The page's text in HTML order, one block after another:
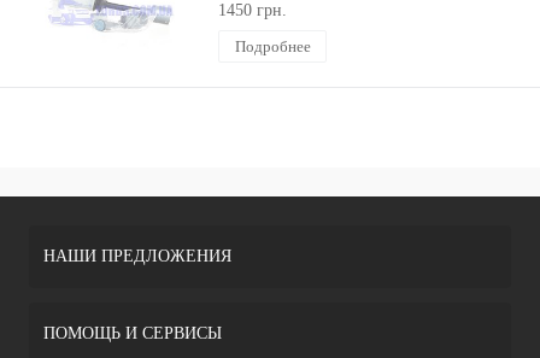
1450 грн.
Подробнее
НАШИ ПРЕДЛОЖЕНИЯ
ПОМОЩЬ И СЕРВИСЫ